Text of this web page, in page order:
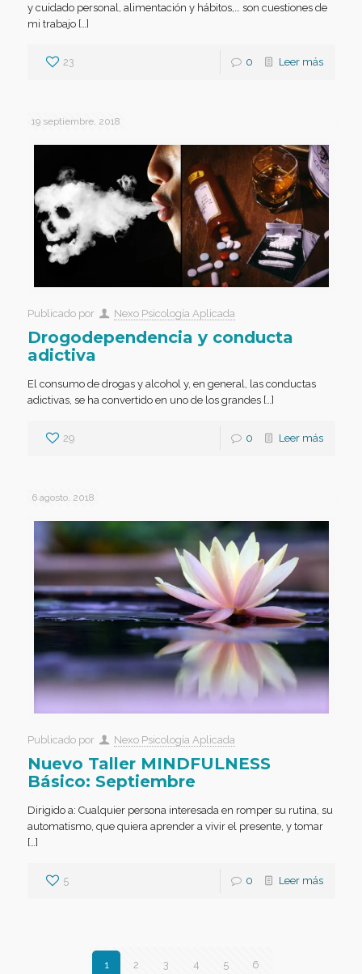
y cuidado personal, alimentación y hábitos,… son cuestiones de
mi trabajo […]
23 0 Leer más
19 septiembre, 2018
Publicado por Nexo Psicología Aplicada
Drogodependencia y conducta
adictiva
El consumo de drogas y alcohol y, en general, las conductas
adictivas, se ha convertido en uno de los grandes […]
29 0 Leer más
6 agosto, 2018
Publicado por Nexo Psicología Aplicada
Nuevo Taller MINDFULNESS
Básico: Septiembre
Dirigido a: Cualquier persona interesada en romper su rutina, su
automatismo, que quiera aprender a vivir el presente, y tomar
[…]
5 0 Leer más
1 2 3 4 5 6